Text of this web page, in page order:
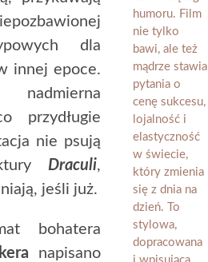
dla
innej epoce.
przydługie
nie psują
Draculi,
jeśli już.
bohatera
napisano